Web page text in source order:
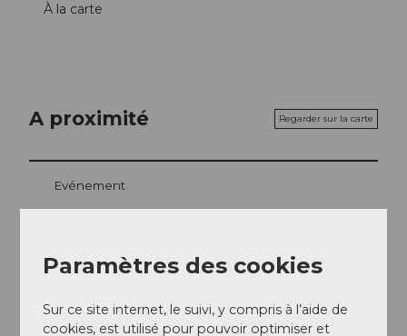
À la carte
A proximité Regarder sur la carte
Evénement
Paramètres des cookies
Sur ce site internet, le suivi, y compris à l’aide de
cookies, est utilisé pour pouvoir optimiser et